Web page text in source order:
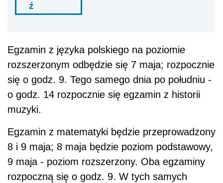
ź
Egzamin z języka polskiego na poziomie
rozszerzonym odbędzie się 7 maja; rozpocznie
się o godz. 9. Tego samego dnia po południu -
o godz. 14 rozpocznie się egzamin z historii
muzyki.
Egzamin z matematyki będzie przeprowadzony
8 i 9 maja; 8 maja będzie poziom podstawowy,
9 maja - poziom rozszerzony. Oba egzaminy
rozpoczną się o godz. 9. W tych samych